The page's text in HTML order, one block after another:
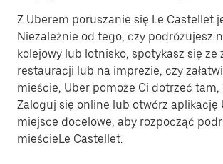
Z Uberem poruszanie się Le Castellet
Niezależnie od tego, czy podróżujesz
kolejowy lub lotnisko, spotykasz się ze
restauracji lub na imprezie, czy
mieście, Uber pomoże Ci dotrzeć tam,
Zaloguj się online lub otwórz aplikację
miejsce docelowe, aby rozpocząć
mieścieLe Castellet.